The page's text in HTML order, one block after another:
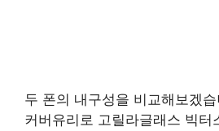
두 폰의 내구성을 비교해보겠
커버유리로 고릴라글래스 빅터